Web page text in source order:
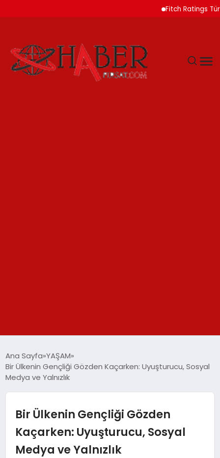
Fitch Ratings Türk
SPOR
SAĞLIK
Ana Sayfa YAŞAM
Bir Ülkenin Gençliği Gözden Kaçarken: Uyuşturucu, Sosyal
Medya ve Yalnızlık
Bir Ülkenin Gençliği Gözden
Kaçarken: Uyuşturucu, Sosyal
Medya ve Yalnızlık